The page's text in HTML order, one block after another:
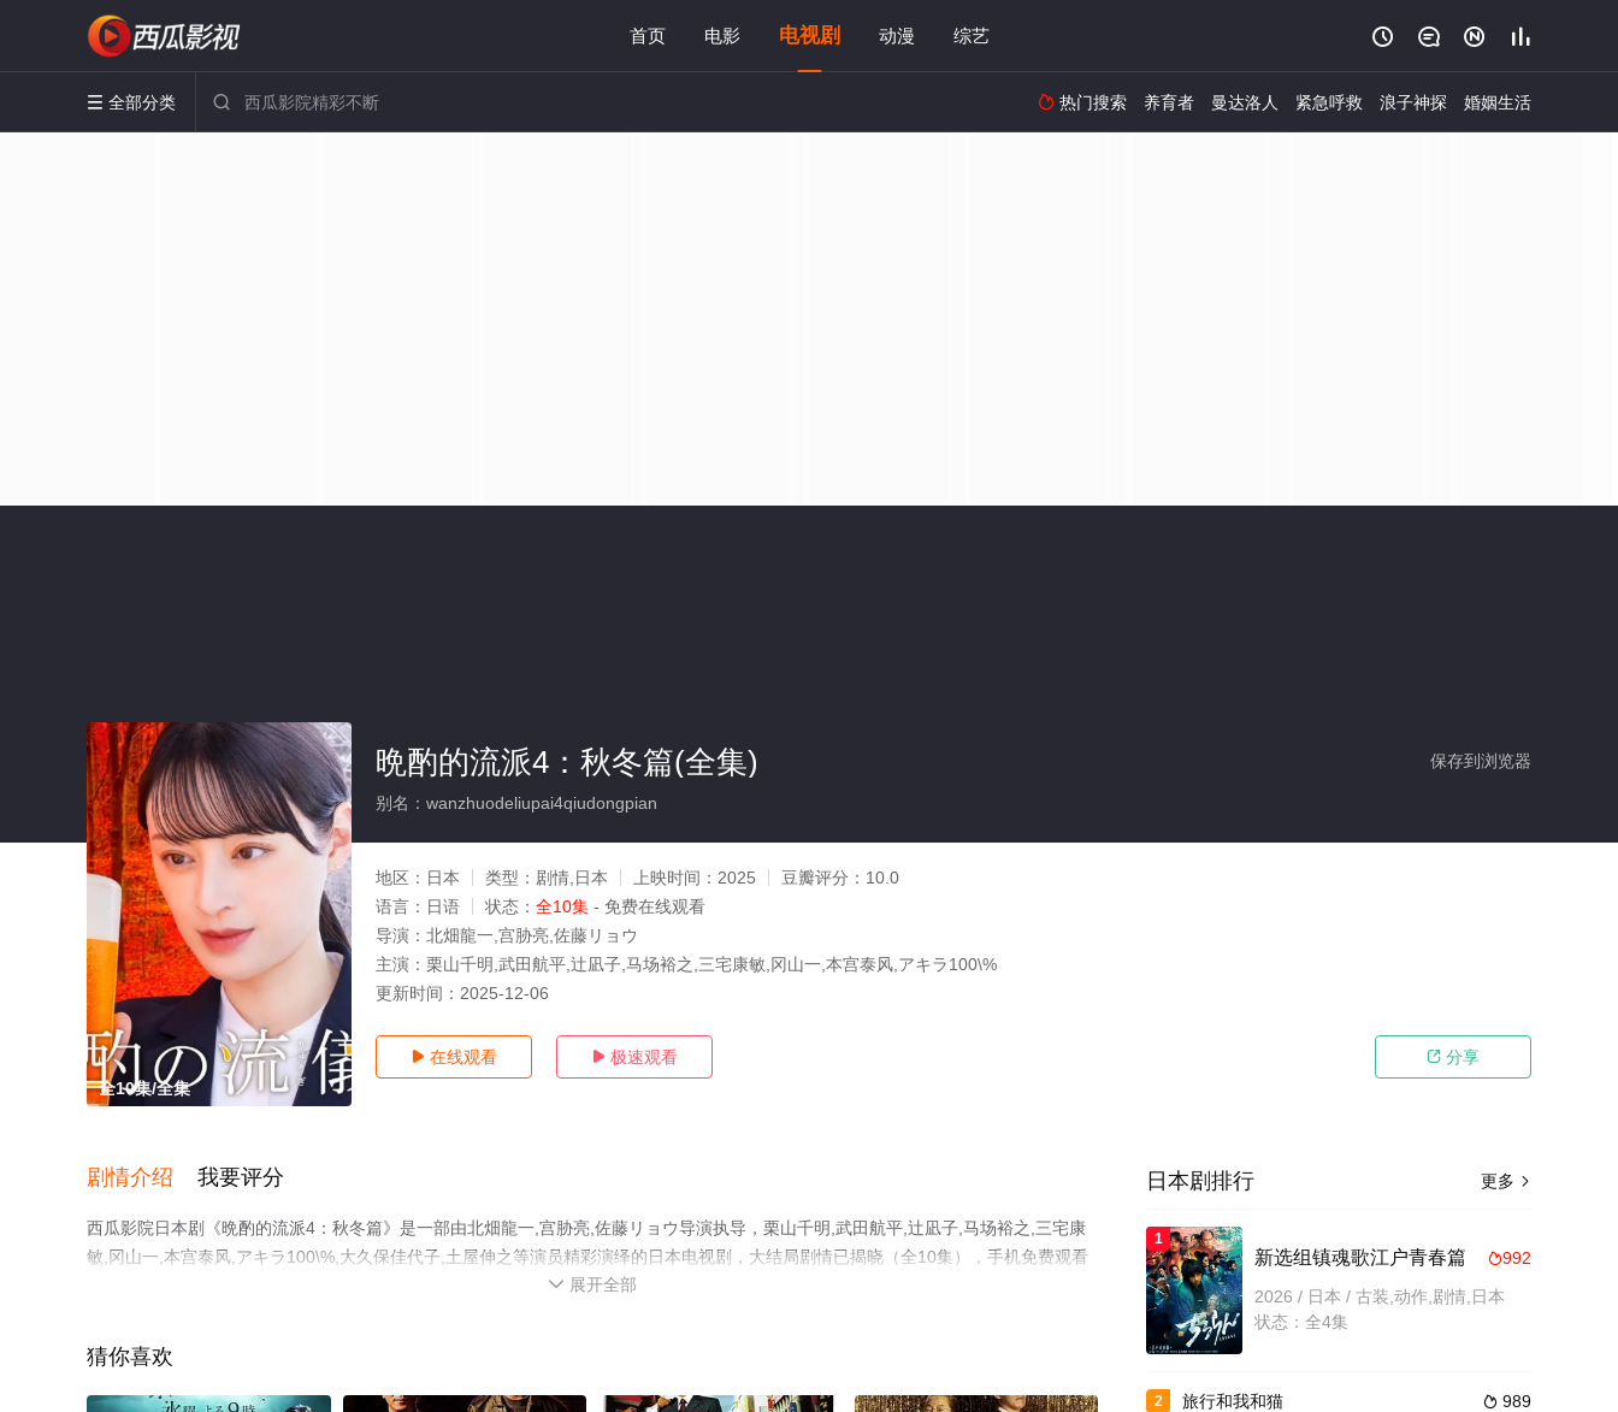
首页 电影 电视剧 动漫 综艺    
 全部分类   热门搜索 养育者 曼达洛人 紧急呼救 浪子神探 婚姻生活
全10集/全集
保存到浏览器
晩酌的流派4：秋冬篇(全集)
别名：wanzhuodeliupai4qiudongpian
地区： 日本 类型： 剧情,日本 上映时间： 2025 豆瓣评分： 10.0
语言： 日语 状态： 全10集 - 免费在线观看
导演： 北畑龍一,宫胁亮,佐藤リョウ
主演： 栗山千明,武田航平,辻凪子,马场裕之,三宅康敏,冈山一,本宫泰风,アキラ100\%
更新时间： 2025-12-06
 在线观看  极速观看  分享
剧情介绍 我要评分
西瓜影院日本剧《晩酌的流派4：秋冬篇》是一部由北畑龍一,宫胁亮,佐藤リョウ导演执导，栗山千明,武田航平,辻凪子,马场裕之,三宅康
敏,冈山一,本宫泰风,アキラ100\%,大久保佳代子,土屋伸之等演员精彩演绎的日本电视剧，大结局剧情已揭晓（全10集），手机免费观看
高清无删减完整版电视剧全集就上西瓜影视，更多相关信息可移步至豆瓣电视剧、电视猫或剧情网等平台了解。
 展开全部
猜你喜欢
更多 
日本剧排行
1
992
新选组镇魂歌江户青春篇
2026 / 日本 / 古装,动作,剧情,日本
状态：全4集
2  989
旅行和我和猫